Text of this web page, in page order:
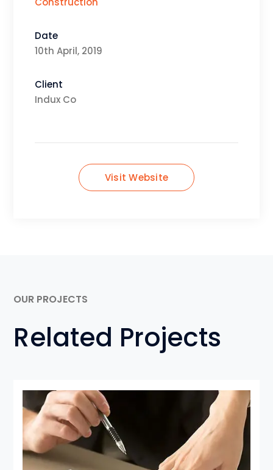
Date
10th April, 2019
Client
Indux Co
Visit Website
OUR PROJECTS
Related Projects